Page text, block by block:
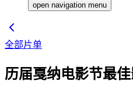
open navigation menu
全部片单
历届戛纳电影节最佳